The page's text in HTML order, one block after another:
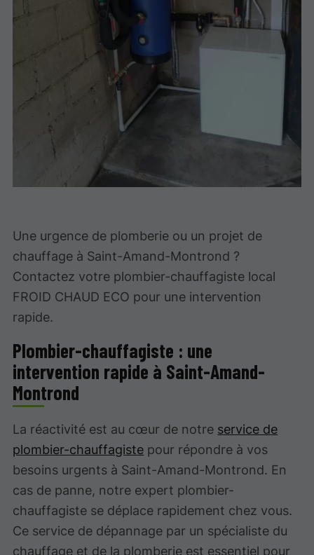
Une urgence de plomberie ou un projet de
chauffage à Saint-Amand-Montrond ?
Contactez votre plombier-chauffagiste local
FROID CHAUD ECO pour une intervention
rapide.
Plombier-chauffagiste : une
intervention rapide à Saint-Amand-
Montrond
La réactivité est au cœur de notre service de
plombier-chauffagiste pour répondre à vos
besoins urgents à Saint-Amand-Montrond. En
cas de panne, notre expert plombier-
chauffagiste se déplace rapidement chez vous.
Ce service de dépannage par un spécialiste du
chauffage et de la plomberie est essentiel pour